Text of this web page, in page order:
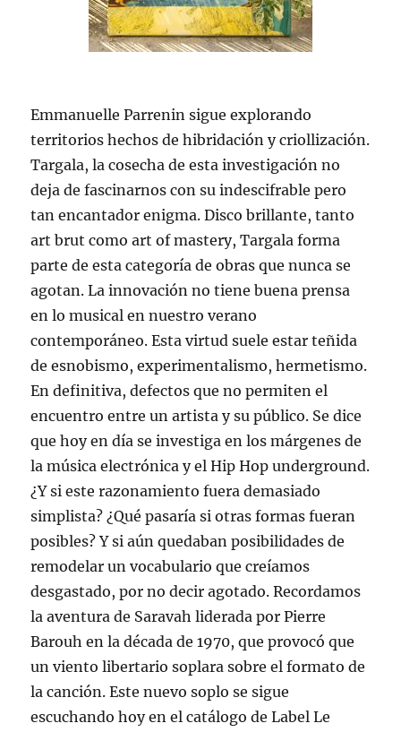
Emmanuelle Parrenin sigue explorando
territorios hechos de hibridación y criollización.
Targala, la cosecha de esta investigación no
deja de fascinarnos con su indescifrable pero
tan encantador enigma. Disco brillante, tanto
art brut como art of mastery, Targala forma
parte de esta categoría de obras que nunca se
agotan. La innovación no tiene buena prensa
en lo musical en nuestro verano
contemporáneo. Esta virtud suele estar teñida
de esnobismo, experimentalismo, hermetismo.
En definitiva, defectos que no permiten el
encuentro entre un artista y su público. Se dice
que hoy en día se investiga en los márgenes de
la música electrónica y el Hip Hop underground.
¿Y si este razonamiento fuera demasiado
simplista? ¿Qué pasaría si otras formas fueran
posibles? Y si aún quedaban posibilidades de
remodelar un vocabulario que creíamos
desgastado, por no decir agotado. Recordamos
la aventura de Saravah liderada por Pierre
Barouh en la década de 1970, que provocó que
un viento libertario soplara sobre el formato de
la canción. Este nuevo soplo se sigue
escuchando hoy en el catálogo de Label Le